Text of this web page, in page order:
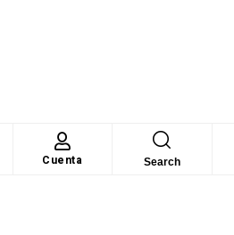
Cuenta Search